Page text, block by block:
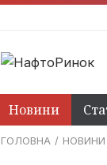
Новини
ГОЛОВНА НОВИНИ